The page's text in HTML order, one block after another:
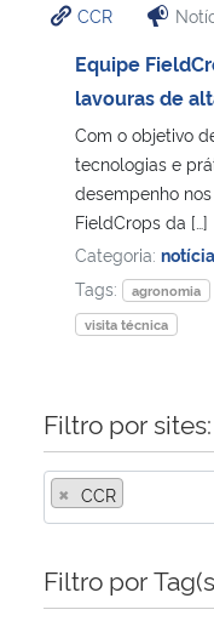
Ministério da Cidadania
Ministério da Saúde
Ministério de Minas e Energia
Ministério da Ciência,
Ministério do Meio Ambiente
Ministério do Turismo
Ministério da Mulher, da
Secretaria-Geral
CCR
Equipe
lavouras de
Com o objetivo
tecnologias e
desempenho
FieldCrops da […]
Categoria: notícia
Tags:
agronomia
visita técnica
Filtro por sites:
× CCR
Filtro por